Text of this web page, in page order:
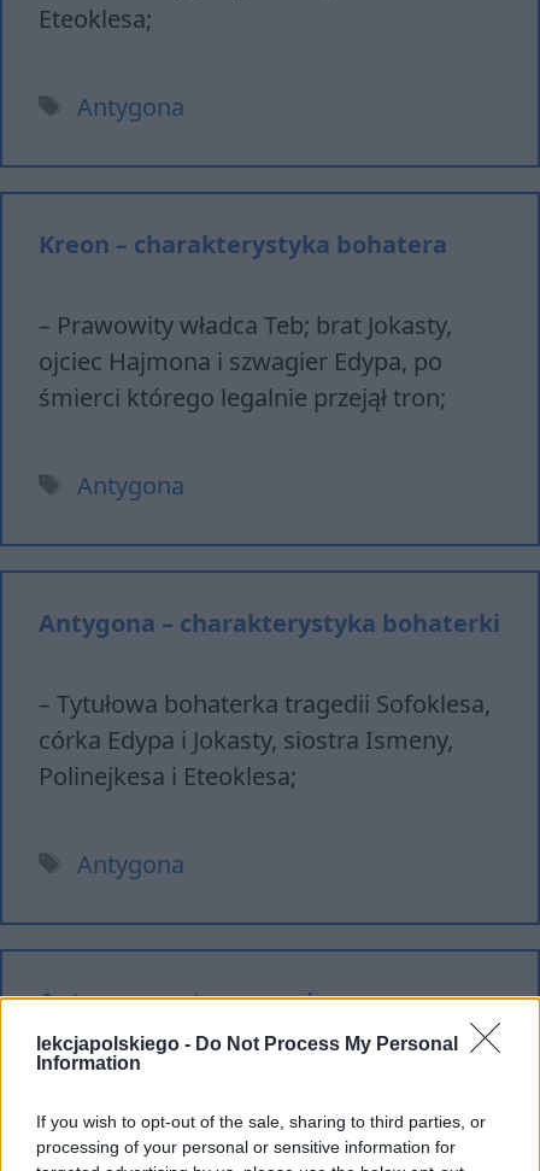
lekcjapolskiego - Do Not Process My Personal
Information
If you wish to opt-out of the sale, sharing to third parties, or
processing of your personal or sensitive information for
Eteoklesa;
Tagi
Antygona
Kreon – charakterystyka bohatera
– Prawowity władca Teb; brat Jokasty,
ojciec Hajmona i szwagier Edypa, po
śmierci którego legalnie przejął tron;
Tagi
Antygona
Antygona – charakterystyka bohaterki
– Tytułowa bohaterka tragedii Sofoklesa,
córka Edypa i Jokasty, siostra Ismeny,
Polinejkesa i Eteoklesa;
Tagi
Antygona
Antygona – streszczenie
Ismeną mówi o zakazie Kreona
dotyczącym grzebania zwłok ich brata